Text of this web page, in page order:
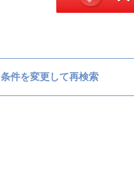
条件を変更して再検索